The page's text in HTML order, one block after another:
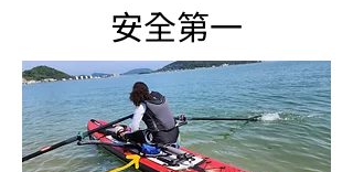
安全第一